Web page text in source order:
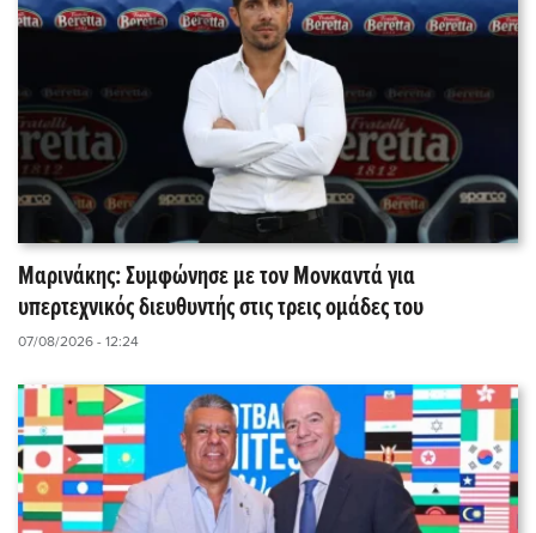
Μαρινάκης: Συμφώνησε με τον Μονκαντά για
υπερτεχνικός διευθυντής στις τρεις ομάδες του
07/08/2026 - 12:24